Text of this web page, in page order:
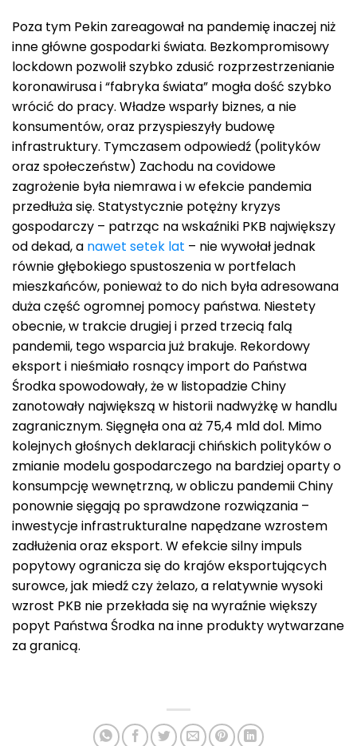
Poza tym Pekin zareagował na pandemię inaczej niż
inne główne gospodarki świata. Bezkompromisowy
lockdown pozwolił szybko zdusić rozprzestrzenianie
koronawirusa i “fabryka świata” mogła dość szybko
wrócić do pracy. Władze wsparły biznes, a nie
konsumentów, oraz przyspieszyły budowę
infrastruktury. Tymczasem odpowiedź (polityków
oraz społeczeństw) Zachodu na covidowe
zagrożenie była niemrawa i w efekcie pandemia
przedłuża się. Statystycznie potężny kryzys
gospodarczy – patrząc na wskaźniki PKB największy
od dekad, a nawet setek lat – nie wywołał jednak
równie głębokiego spustoszenia w portfelach
mieszkańców, ponieważ to do nich była adresowana
duża część ogromnej pomocy państwa. Niestety
obecnie, w trakcie drugiej i przed trzecią falą
pandemii, tego wsparcia już brakuje. Rekordowy
eksport i nieśmiało rosnący import do Państwa
Środka spowodowały, że w listopadzie Chiny
zanotowały największą w historii nadwyżkę w handlu
zagranicznym. Sięgnęła ona aż 75,4 mld dol. Mimo
kolejnych głośnych deklaracji chińskich polityków o
zmianie modelu gospodarczego na bardziej oparty o
konsumpcję wewnętrzną, w obliczu pandemii Chiny
ponownie sięgają po sprawdzone rozwiązania –
inwestycje infrastrukturalne napędzane wzrostem
zadłużenia oraz eksport. W efekcie silny impuls
popytowy ogranicza się do krajów eksportujących
surowce, jak miedź czy żelazo, a relatywnie wysoki
wzrost PKB nie przekłada się na wyraźnie większy
popyt Państwa Środka na inne produkty wytwarzane
za granicą.